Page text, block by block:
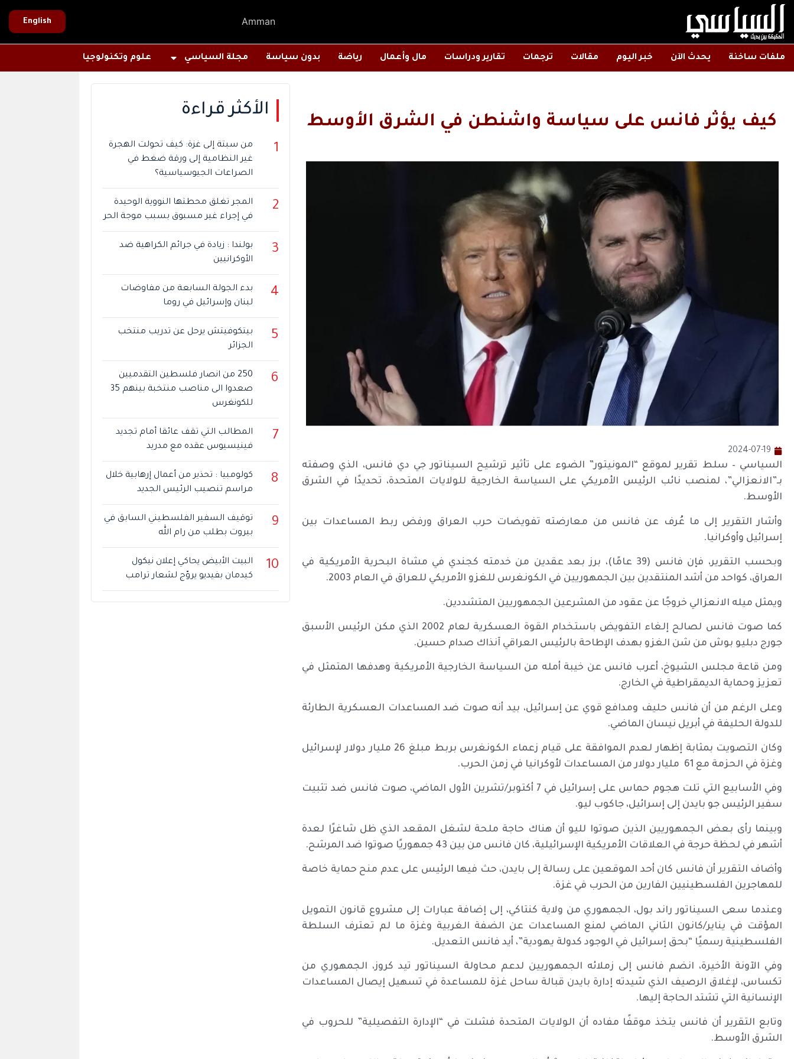
Amman
English
ملفات ساخنة يحدث الآن خبر اليوم مقالات ترجمات تقارير ودراسات مال وأعمال رياضة بدون سياسة مجلة السياسي علوم وتكنولوجيا
كيف يؤثر فانس على سياسة واشنطن في الشرق الأوسط
2024-07-19
السياسي – سلط تقرير لموقع “المونيتور” الضوء على تأثير ترشيح السيناتور جي دي فانس، الذي وصفته
بـ”الانعزالي”، لمنصب نائب الرئيس الأمريكي على السياسة الخارجية للولايات المتحدة، تحديدًا في الشرق
الأوسط.
وأشار التقرير إلى ما عُرف عن فانس من معارضته تفويضات حرب العراق ورفض ربط المساعدات بين
إسرائيل وأوكرانيا.
وبحسب التقرير، فإن فانس (39 عامًا)، برز بعد عقدين من خدمته كجندي في مشاة البحرية الأمريكية في
العراق، كواحد من أشد المنتقدين بين الجمهوريين في الكونغرس للغزو الأمريكي للعراق في العام 2003.
ويمثل ميله الانعزالي خروجًا عن عقود من المشرعين الجمهوريين المتشددين.
كما صوت فانس لصالح إلغاء التفويض باستخدام القوة العسكرية لعام 2002 الذي مكن الرئيس الأسبق
جورج دبليو بوش من شن الغزو بهدف الإطاحة بالرئيس العراقي آنذاك صدام حسين.
ومن قاعة مجلس الشيوخ، أعرب فانس عن خيبة أمله من السياسة الخارجية الأمريكية وهدفها المتمثل في
تعزيز وحماية الديمقراطية في الخارج.
وعلى الرغم من أن فانس حليف ومدافع قوي عن إسرائيل، بيد أنه صوت ضد المساعدات العسكرية الطارئة
للدولة الحليفة في أبريل نيسان الماضي.
وكان التصويت بمثابة إظهار لعدم الموافقة على قيام زعماء الكونغرس بربط مبلغ 26 مليار دولار لإسرائيل
وغزة في الحزمة مع 61 مليار دولار من المساعدات لأوكرانيا في زمن الحرب.
وفي الأسابيع التي تلت هجوم حماس على إسرائيل في 7 أكتوبر/تشرين الأول الماضي، صوت فانس ضد تثبيت
سفير الرئيس جو بايدن إلى إسرائيل، جاكوب ليو.
وبينما رأى بعض الجمهوريين الذين صوتوا لليو أن هناك حاجة ملحة لشغل المقعد الذي ظل شاغرًا لعدة
أشهر في لحظة حرجة في العلاقات الأمريكية الإسرائيلية، كان فانس من بين 43 جمهوريًا صوتوا ضد المرشح.
وأضاف التقرير أن فانس كان أحد الموقعين على رسالة إلى بايدن، حث فيها الرئيس على عدم منح حماية خاصة
للمهاجرين الفلسطينيين الفارين من الحرب في غزة.
وعندما سعى السيناتور راند بول، الجمهوري من ولاية كنتاكي، إلى إضافة عبارات إلى مشروع قانون التمويل
المؤقت في يناير/كانون الثاني الماضي لمنع المساعدات عن الضفة الغربية وغزة ما لم تعترف السلطة
الفلسطينية رسميًا “بحق إسرائيل في الوجود كدولة يهودية”، أيد فانس التعديل.
وفي الآونة الأخيرة، انضم فانس إلى زملائه الجمهوريين لدعم محاولة السيناتور تيد كروز، الجمهوري من
تكساس، لإغلاق الرصيف الذي شيدته إدارة بايدن قبالة ساحل غزة للمساعدة في تسهيل إيصال المساعدات
الإنسانية التي تشتد الحاجة إليها.
وتابع التقرير أن فانس يتخذ موقفًا مفاده أن الولايات المتحدة فشلت في “الإدارة التفصيلية” للحروب في
الشرق الأوسط.
الأكثر قراءة
1
من سبتة إلى غزة: كيف تحولت الهجرة
غير النظامية إلى ورقة ضغط في
الصراعات الجيوسياسية؟
2
المجر تغلق محطتها النووية الوحيدة
في إجراء غير مسبوق بسبب موجة الحر
3
بولندا : زيادة في جرائم الكراهية ضد
الأوكرانيين
4
بدء الجولة السابعة من مفاوضات
لبنان وإسرائيل في روما
5
بيتكوفيتش يرحل عن تدريب منتخب
الجزائر
6
250 من انصار فلسطين التقدميين
صعدوا الى مناصب منتخبة بينهم 35
للكونغرس
7
المطالب التي تقف عائقا أمام تجديد
فينيسيوس عقده مع مدريد
8
كولومبيا : تحذير من أعمال إرهابية خلال
مراسم تنصيب الرئيس الجديد
9
توقيف السفير الفلسطيني السابق في
بيروت بطلب من رام الله
10
البيت الأبيض يحاكي إعلان نيكول
كيدمان بفيديو يروّج لشعار ترامب